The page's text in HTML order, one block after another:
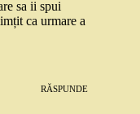
sa ii spui
ca urmare a
RĂSPUNDE